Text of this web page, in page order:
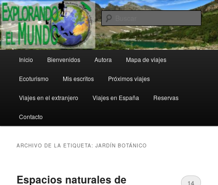
Ir
al
contenido
principal
Ir
al
contenido
secundarioExplorando el Mundo
principal
Inicio Bienvenidos Autora Mapa de viajes
Ecoturismo Mis escritos Próximos viajes
Viajes en el extranjero Viajes en España Reservas
Contacto
ARCHIVO DE LA ETIQUETA:JARDÍN BOTÁNICO
Espacios naturales de
14